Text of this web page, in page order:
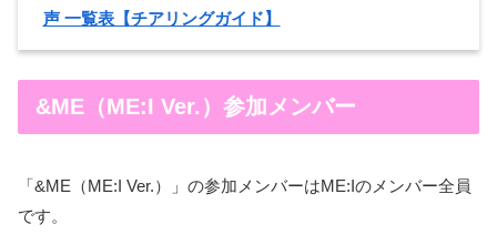
声 一覧表【チアリングガイド】
&ME（ME:I Ver.）参加メンバー
「&ME（ME:I Ver.）」の参加メンバーはME:Iのメンバー全員
です。